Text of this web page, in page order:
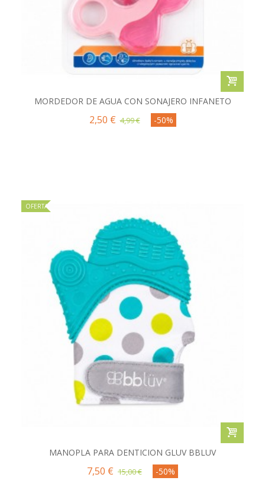
MORDEDOR DE AGUA CON SONAJERO INFANETO
2,50 € 4,99 € -50%
OFERTA
MANOPLA PARA DENTICION GLUV BBLUV
7,50 € 15,00 € -50%